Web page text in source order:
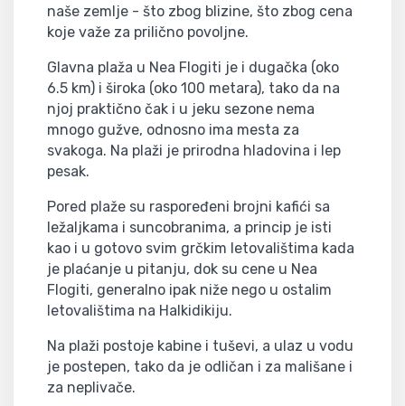
naše zemlje - što zbog blizine, što zbog cena
koje važe za prilično povoljne.
Glavna plaža u Nea Flogiti je i dugačka (oko
6.5 km) i široka (oko 100 metara), tako da na
njoj praktično čak i u jeku sezone nema
mnogo gužve, odnosno ima mesta za
svakoga. Na plaži je prirodna hladovina i lep
pesak.
Pored plaže su raspoređeni brojni kafići sa
ležaljkama i suncobranima, a princip je isti
kao i u gotovo svim grčkim letovalištima kada
je plaćanje u pitanju, dok su cene u Nea
Flogiti, generalno ipak niže nego u ostalim
letovalištima na Halkidikiju.
Na plaži postoje kabine i tuševi, a ulaz u vodu
je postepen, tako da je odličan i za mališane i
za neplivače.